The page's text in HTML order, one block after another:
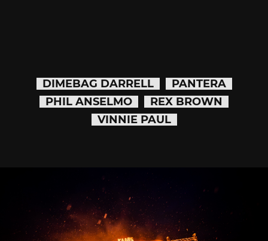
DIMEBAG DARRELL
PANTERA
PHIL ANSELMO
REX BROWN
VINNIE PAUL